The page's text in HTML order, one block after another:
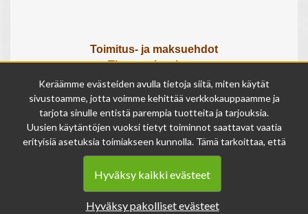
Toimitus- ja maksuehdot
Tietosuojaseloste
Tietoa meistä
Osta lahjakortti
Tilauksen peruutuslomake
Olemme avoinna
ma - pe 9 - 17
la 9 - 14
Keräämme evästeiden avulla tietoja siitä, miten käytät
sivustoamme, jotta voimme kehittää verkkokauppaamme ja
tarjota sinulle entistä parempia tuotteita ja tarjouksia.
Uusien käytäntöjen vuoksi tietyt toiminnot saattavat vaatia
erityisiä asetuksia toimiakseen kunnolla. Tämä tarkoittaa, että
joissakin tapauksissa anonymisoidut tiedot voivat kertyä,
vaikka olisit kieltänyt evästeiden käytön. Näitä tietoja
käytetään ainoastaan palvelumme parantamiseen, eikä niistä
Hyväksy kaikki evästeet
Hyväksy pakolliset evästeet